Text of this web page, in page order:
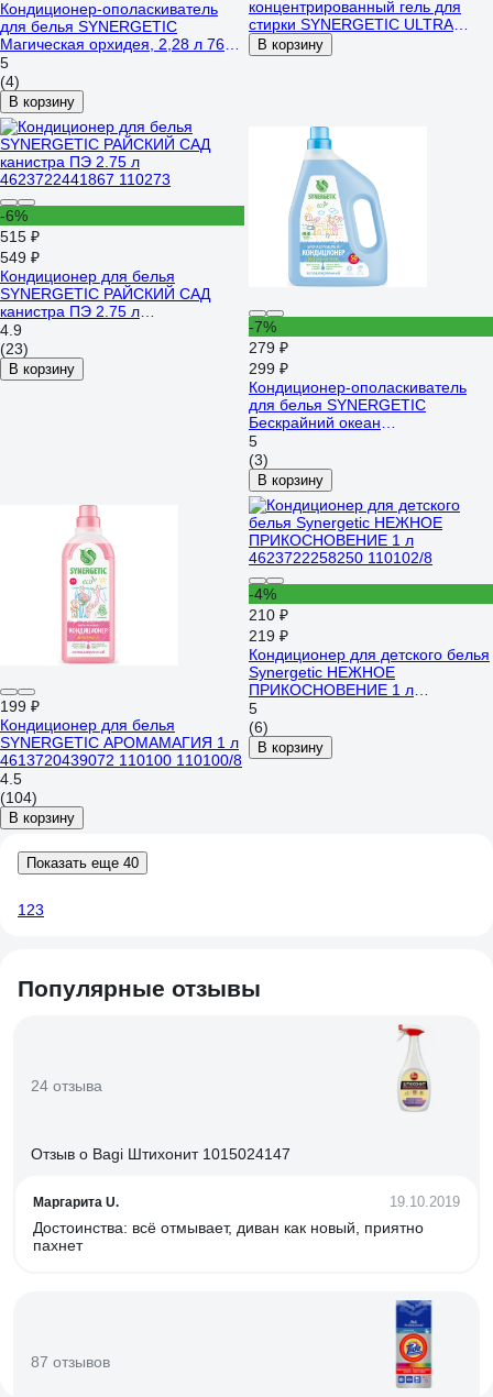
Кондиционер-ополаскиватель
для белья SYNERGETIC
Магическая орхидея, 2,28 л 76
стирок 110462
5
(4)
В корзину
концентрированный гель для
стирки SYNERGETIC ULTRA
WHITE, 1,5 л 25 стирок 109807
В корзину
-6%
515 ₽
549 ₽
Кондиционер для белья
SYNERGETIC РАЙСКИЙ САД
канистра ПЭ 2.75 л
4623722441867 110273
4.9
(23)
В корзину
-7%
279 ₽
299 ₽
Кондиционер-ополаскиватель
для белья SYNERGETIC
Бескрайний океан
гипоаллергенный,
биоразлагаемый, 1,5 л, 50 стирок
110457
5
(3)
В корзину
199 ₽
Кондиционер для белья
SYNERGETIC АРОМАМАГИЯ 1 л
4613720439072 110100 110100/8
4.5
(104)
В корзину
-4%
210 ₽
219 ₽
Кондиционер для детского белья
Synergetic НЕЖНОЕ
ПРИКОСНОВЕНИЕ 1 л
4623722258250 110102/8
5
(6)
В корзину
Показать еще 40
1 23
Популярные отзывы
24 отзыва
Отзыв о Bagi Штихонит 1015024147
Маргарита U. 19.10.2019
Достоинства: всё отмывает, диван как новый, приятно
пахнет
87 отзывов